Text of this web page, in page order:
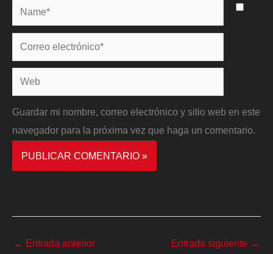
Name*
Correo
electrónico*
Web
Guardar mi nombre, correo electrónico y sitio web en este
navegador para la próxima vez que haga un comentario.
← Entrada anterior Entrada siguiente →